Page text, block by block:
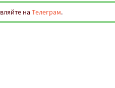
на Телеграм.